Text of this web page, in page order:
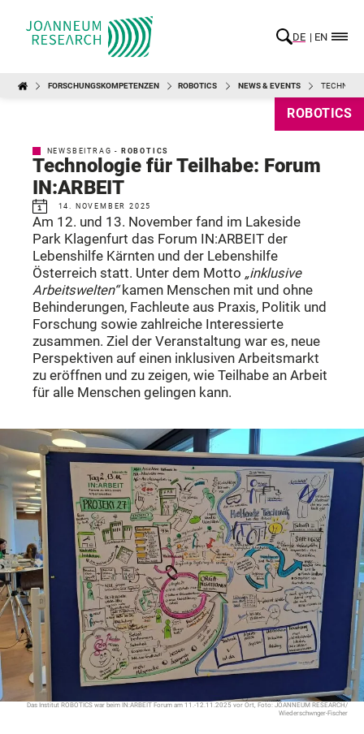
DE EN
FORSCHUNGSKOMPETENZEN ROBOTICS NEWS & EVENTS
ROBOTICS
NEWSBEITRAG - ROBOTICS
Technologie für Teilhabe: Forum
IN:ARBEIT
14. NOVEMBER 2025
Am 12. und 13. November fand im Lakeside
Park Klagenfurt das Forum IN:ARBEIT der
Lebenshilfe Kärnten und der Lebenshilfe
Österreich statt. Unter dem Motto „inklusive
Arbeitswelten“kamen Menschen mit und ohne
Behinderungen, Fachleute aus Praxis, Politik und
Forschung sowie zahlreiche Interessierte
zusammen. Ziel der Veranstaltung war es, neue
Perspektiven auf einen inklusiven Arbeitsmarkt
zu eröffnen und zu zeigen, wie Teilhabe an Arbeit
für alle Menschen gelingen kann.
Das Institut ROBOTICS war beim IN:ARBEIT Forum am 11.-12.11.2025 vor Ort, Foto: JOANNEUM RESEARCH/
Wiederschwnger-Fischer